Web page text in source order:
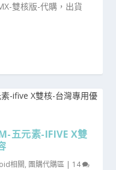
雙核版-代購，出貨
五元素-IFIVE X雙
相關, 團購代購區 | 14